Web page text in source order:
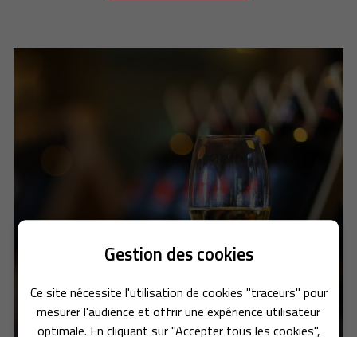
Gestion des cookies
Ce site nécessite l'utilisation de cookies "traceurs" pour
mesurer l'audience et offrir une expérience utilisateur
optimale. En cliquant sur "Accepter tous les cookies",
BRASSERIE
BAR
UNE
VINS
apéro, nous vous proposons un large choix de
vins : Sancerre, Pouilly Fumé, Coteaux-du-